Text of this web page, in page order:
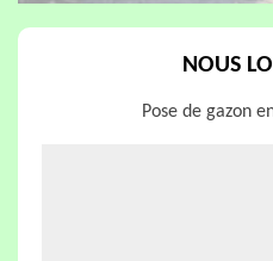
NOUS
Pose de gazon